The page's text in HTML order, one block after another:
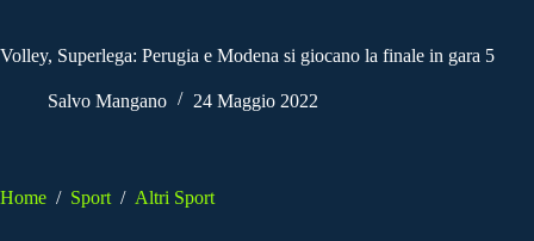
Volley, Superlega: Perugia e Modena si giocano la finale in gara 5
Salvo Mangano 24 Maggio 2022
Home / Sport / Altri Sport